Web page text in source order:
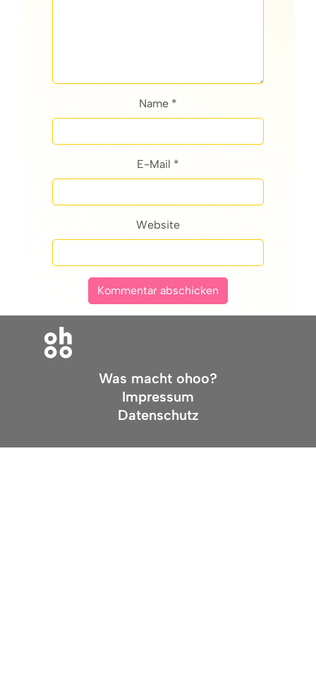
Name *
E-Mail *
Website
Was macht ohoo?
Impressum
Datenschutz